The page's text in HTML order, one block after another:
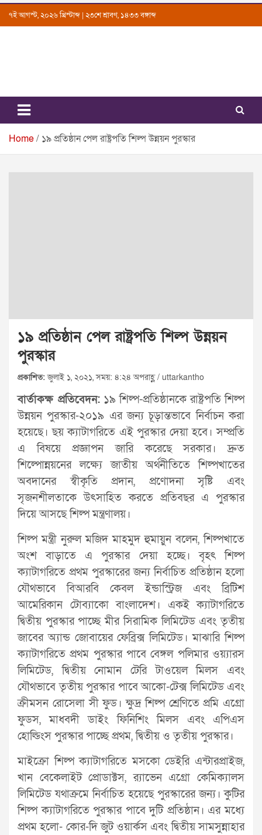
Skip৭ই আগস্ট, ২০২৬ খ্রিস্টাব্দ | ২৩শে শ্রাবণ, ১৪৩৩ বঙ্গাব্দ
Uttarkantho
News Portal
Home ১৯ প্রতিষ্ঠান পেল রাষ্ট্রপতি শিল্প উন্নয়ন পুরস্কার
১৯ প্রতিষ্ঠান পেল রাষ্ট্রপতি শিল্প উন্নয়ন
পুরস্কার
প্রকাশিত:জুলাই ১, ২০২১, সময়: ৪:২৪ অপরাহ্ণ / uttarkantho
বার্তাকক্ষ প্রতিবেদন: ১৯ শিল্প-প্রতিষ্ঠানকে রাষ্ট্রপতি শিল্প
উন্নয়ন পুরস্কার-২০১৯ এর জন্য চূড়ান্তভাবে নির্বাচন করা
হয়েছে। ছয় ক্যাটাগরিতে এই পুরস্কার দেয়া হবে। সম্প্রতি
এ বিষয়ে প্রজ্ঞাপন জারি করেছে সরকার। দ্রুত
শিল্পোন্নয়নের লক্ষ্যে জাতীয় অর্থনীতিতে শিল্পখাতের
অবদানের স্বীকৃতি প্রদান, প্রণোদনা সৃষ্টি এবং
সৃজনশীলতাকে উৎসাহিত করতে প্রতিবছর এ পুরস্কার
দিয়ে আসছে শিল্প মন্ত্রণালয়।
শিল্প মন্ত্রী নুরুল মজিদ মাহমুদ হুমায়ুন বলেন, শিল্পখাতে
অংশ বাড়াতে এ পুরস্কার দেয়া হচ্ছে। বৃহৎ শিল্প
ক্যাটাগরিতে প্রথম পুরস্কারের জন্য নির্বাচিত প্রতিষ্ঠান হলো
যৌথভাবে বিআরবি কেবল ইন্ডাস্ট্রিজ এবং ব্রিটিশ
আমেরিকান টোব্যাকো বাংলাদেশ। একই ক্যাটাগরিতে
দ্বিতীয় পুরস্কার পাচ্ছে মীর সিরামিক লিমিটেড এবং তৃতীয়
জাবের অ্যান্ড জোবায়ের ফেব্রিক্স লিমিটেড। মাঝারি শিল্প
ক্যাটাগরিতে প্রথম পুরস্কার পাবে বেঙ্গল পলিমার ওয়্যারস
লিমিটেড, দ্বিতীয় নোমান টেরি টাওয়েল মিলস এবং
যৌথভাবে তৃতীয় পুরস্কার পাবে আকো-টেক্স লিমিটেড এবং
ক্রীমসন রোসেলা সী ফুড। ক্ষুদ্র শিল্প শ্রেণিতে প্রমি এগ্রো
ফুডস, মাধবদী ডাইং ফিনিশিং মিলস এবং এপিএস
হোল্ডিংস পুরস্কার পাচ্ছে প্রথম, দ্বিতীয় ও তৃতীয় পুরস্কার।
মাইক্রো শিল্প ক্যাটাগরিতে মসকো ডেইরি এন্টারপ্রাইজ,
খান বেকেলাইট প্রোডাক্টস, র‍্যাভেন এগ্রো কেমিক্যালস
লিমিটেড যথাক্রমে নির্বাচিত হয়েছে পুরস্কারের জন্য। কুটির
শিল্প ক্যাটাগরিতে পুরস্কার পাবে দুটি প্রতিষ্ঠান। এর মধ্যে
প্রথম হলো- কোর-দি জুট ওয়ার্কস এবং দ্বিতীয় সামসুন্নাহার